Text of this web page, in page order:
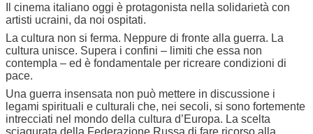
Il cinema italiano oggi è protagonista nella solidarietà con
artisti ucraini, da noi ospitati.
La cultura non si ferma. Neppure di fronte alla guerra. La
cultura unisce. Supera i confini – limiti che essa non
contempla – ed è fondamentale per ricreare condizioni di
pace.
Una guerra insensata non può mettere in discussione i
legami spirituali e culturali che, nei secoli, si sono fortemente
intrecciati nel mondo della cultura d’Europa. La scelta
sciagurata della Federazione Russa di fare ricorso alla